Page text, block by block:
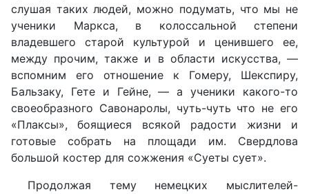
слушая таких людей, можно подумать, что мы не
ученики Маркса, в колоссальной степени
владевшего старой культурой и ценившего ее,
между прочим, также и в области искусства, —
вспомним его отношение к Гомеру, Шекспиру,
Бальзаку, Гете и Гейне, — а ученики какого-то
своеобразного Савонаролы, чуть-чуть что не его
«Плаксы», боящиеся всякой радости жизни и
готовые собрать на площади им. Свердлова
большой костер для сожжения «Суеты сует».
Продолжая тему немецких мыслителей-